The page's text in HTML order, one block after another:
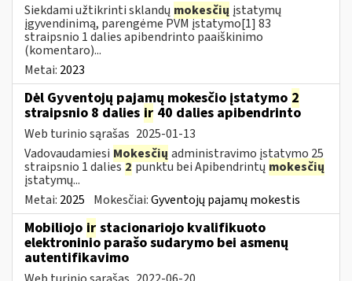
Siekdami užtikrinti sklandų mokesčių įstatymų
įgyvendinimą, parengėme PVM įstatymo[1] 83
straipsnio 1 dalies apibendrinto paaiškinimo
(komentaro)...
Metai: 2023
Dėl Gyventojų pajamų mokesčio įstatymo 2
straipsnio 8 dalies ir 40 dalies apibendrinto
Web turinio sąrašas 2025-01-13
Vadovaudamiesi Mokesčių administravimo įstatymo 25
straipsnio 1 dalies2punktu bei Apibendrintų mokesčių
įstatymų...
Metai: 2025 Mokesčiai:Gyventojų pajamų mokestis
Mobiliojo ir stacionariojo kvalifikuoto
elektroninio parašo sudarymo bei asmenų
autentifikavimo